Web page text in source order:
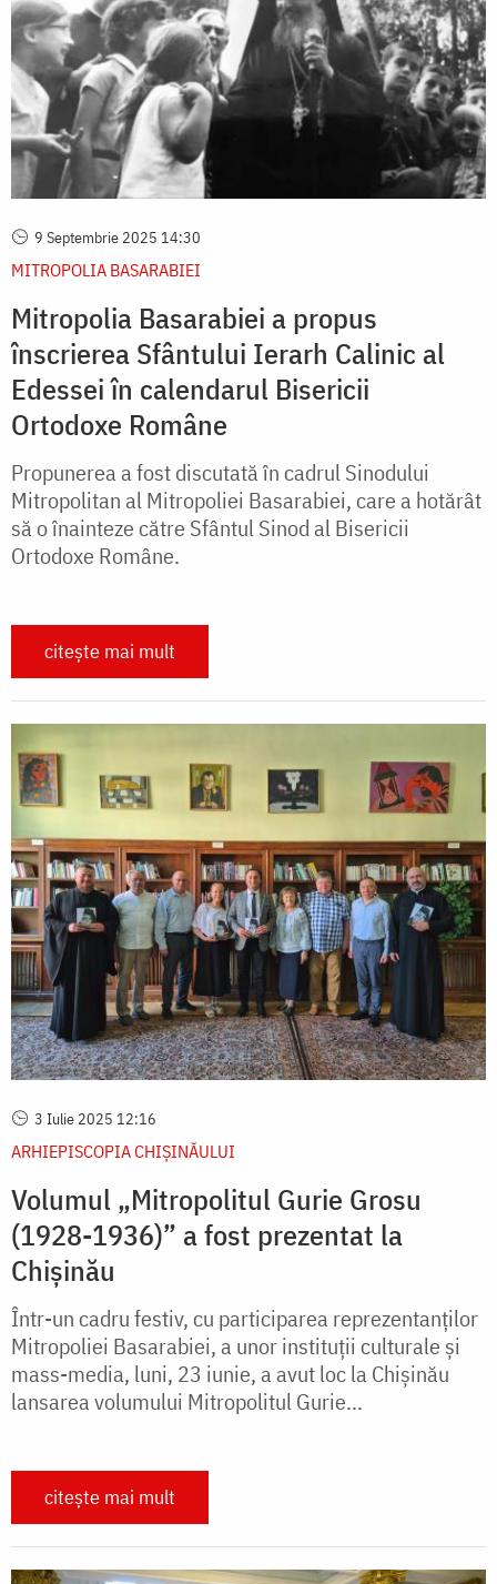
9 Septembrie 2025 14:30
MITROPOLIA BASARABIEI
Mitropolia Basarabiei a propus
înscrierea Sfântului Ierarh Calinic al
Edessei în calendarul Bisericii
Ortodoxe Române
Propunerea a fost discutată în cadrul Sinodului
Mitropolitan al Mitropoliei Basarabiei, care a hotărât
să o înainteze către Sfântul Sinod al Bisericii
Ortodoxe Române.
citește mai mult
3 Iulie 2025 12:16
ARHIEPISCOPIA CHIŞINĂULUI
Volumul „Mitropolitul Gurie Grosu
(1928-1936)” a fost prezentat la
Chișinău
Într-un cadru festiv, cu participarea reprezentanților
Mitropoliei Basarabiei, a unor instituții culturale și
mass-media, luni, 23 iunie, a avut loc la Chișinău
lansarea volumului Mitropolitul Gurie...
citește mai mult